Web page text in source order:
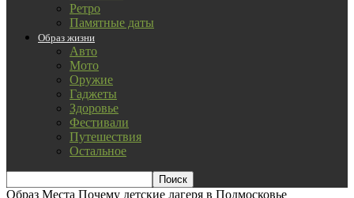
Ретро
Памятные даты
Образ жизни
Авто
Мото
Оружие
Гаджеты
Здоровье
Фестивали
Путешествия
Остальное
Образ Места Почему детские лагеря в Подмосковье